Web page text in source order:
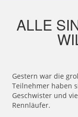
ALLE
Gestern war die
Teilnehmer haben
Geschwister und
Rennläufer.